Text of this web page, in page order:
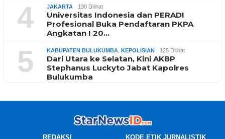
4 JAKARTA 130 Dilihat
Universitas Indonesia dan PERADI
Profesional Buka Pendaftaran PKPA
Angkatan I 20…
5 KABUPATEN BULUKUMBA KEPOLISIAN 125 Dilihat
Dari Utara ke Selatan, Kini AKBP
Stephanus Luckyto Jabat Kapolres
Bulukumba
REDAKSI KODE ETIK JURNALISTIK